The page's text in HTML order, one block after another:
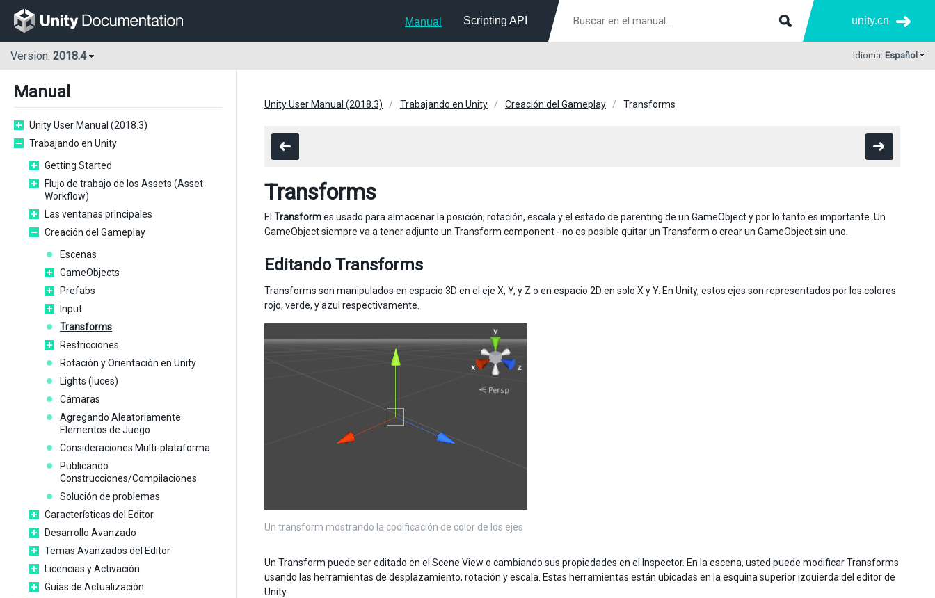
Manual Scripting API unity.cn
Version: 2018.4 Idioma: Español
Manual
Unity User Manual (2018.3)
Trabajando en Unity
Getting Started
Flujo de trabajo de los Assets (Asset
Workflow)
Las ventanas principales
Creación del Gameplay
Escenas
GameObjects
Prefabs
Input
Transforms
Restricciones
Rotación y Orientación en Unity
Lights (luces)
Cámaras
Agregando Aleatoriamente
Elementos de Juego
Consideraciones Multi-plataforma
Publicando
Construcciones/Compilaciones
Solución de problemas
Características del Editor
Desarrollo Avanzado
Temas Avanzados del Editor
Licencias y Activación
Guías de Actualización
Unity User Manual (2018.3) Trabajando en Unity Creación del Gameplay Transforms
Transforms
El Transformes usado para almacenar la posición, rotación, escala y el estado de parenting de un GameObject y por lo tanto es importante. Un
GameObject siempre va a tener adjunto un Transform component - no es posible quitar un Transform o crear un GameObject sin uno.
Editando Transforms
Transforms son manipulados en espacio 3D en el eje X, Y, y Z o en espacio 2D en solo X y Y. En Unity, estos ejes son representados por los colores
rojo, verde, y azul respectivamente.
Un transform mostrando la codificación de color de los ejes
Un Transform puede ser editado en el Scene View o cambiando sus propiedades en el Inspector. En la escena, usted puede modificar Transforms
usando las herramientas de desplazamiento, rotación y escala. Estas herramientas están ubicadas en la esquina superior izquierda del editor de
Unity.